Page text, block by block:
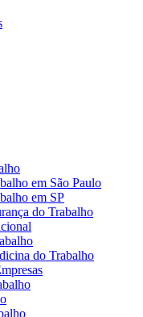
em São Paulo
em SP
do Trabalho
do Trabalho